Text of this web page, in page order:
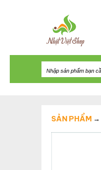
SẢN PHẨM →